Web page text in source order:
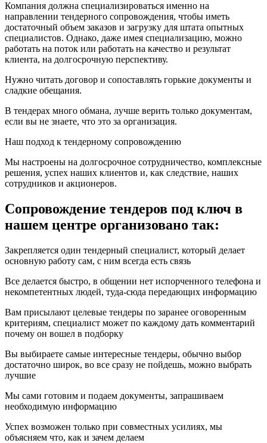
Компания должна специализироваться именно на
направлении тендерного сопровождения, чтобы иметь
достаточный объем заказов и загрузку для штата опытных
специалистов. Однако, даже имея специализацию, можно
работать на поток или работать на качество и результат
клиента, на долгосрочную перспективу.
Нужно читать договор и сопоставлять горькие документы и
сладкие обещания.
В тендерах много обмана, лучше верить только документам,
если вы не знаете, что это за организация.
Наш подход к тендерному сопровождению
Мы настроены на долгосрочное сотрудничество, комплексные
решения, успех наших клиентов и, как следствие, наших
сотрудников и акционеров.
Сопровождение тендеров под ключ в
нашем центре организовано так:
Закрепляется один тендерный специалист, который делает
основную работу сам, с ним всегда есть связь
Все делается быстро, в общении нет испорченного телефона и
некомпетентных людей, туда-сюда передающих информацию
Вам присылают целевые тендеры по заранее оговоренным
критериям, специалист может по каждому дать комментарий
почему он вошел в подборку
Вы выбираете самые интересные тендеры, обычно выбор
достаточно широк, во все сразу не пойдешь, можно выбрать
лучшие
Мы сами готовим и подаем документы, запрашиваем
необходимую информацию
Успех возможен только при совместных усилиях, мы
объясняем что, как и зачем делаем